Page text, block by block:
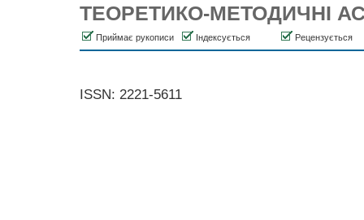
ТЕОРЕТИКО-МЕТОДИЧНІ
Приймає рукописи Індексується Рецензується
ISSN: 2221-5611